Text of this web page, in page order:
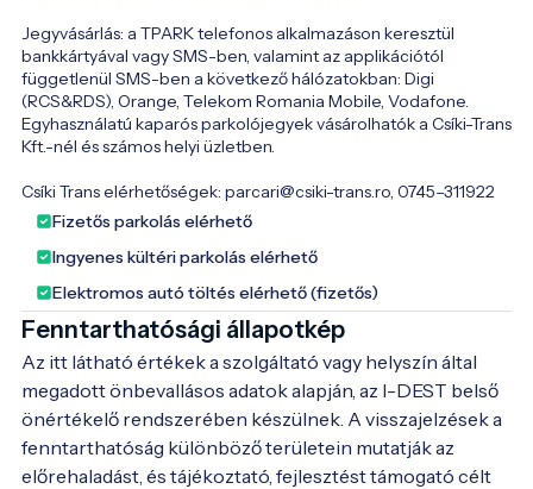
Jegyvásárlás: a TPARK telefonos alkalmazáson keresztül
bankkártyával vagy SMS-ben, valamint az applikációtól
függetlenül SMS-ben a következő hálózatokban: Digi
(RCS&RDS), Orange, Telekom Romania Mobile, Vodafone.
Egyhasználatú kaparós parkolójegyek vásárolhatók a Csíki-Trans
Kft.-nél és számos helyi üzletben.
Csíki Trans elérhetőségek: parcari@csiki-trans.ro, 0745–311922
Fizetős parkolás elérhető
Ingyenes kültéri parkolás elérhető
Elektromos autó töltés elérhető (fizetős)
Fenntarthatósági állapotkép
Az itt látható értékek a szolgáltató vagy helyszín által
megadott önbevallásos adatok alapján, az I-DEST belső
önértékelő rendszerében készülnek. A visszajelzések a
fenntarthatóság különböző területein mutatják az
előrehaladást, és tájékoztató, fejlesztést támogató célt